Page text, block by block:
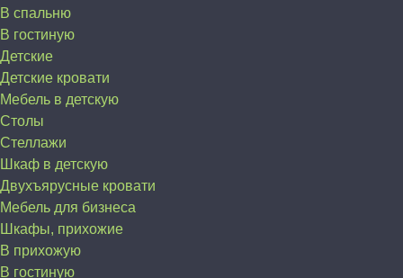
В спальню
В гостиную
Детские
Детские кровати
Мебель в детскую
Столы
Стеллажи
Шкаф в детскую
Двухъярусные кровати
Мебель для бизнеса
Шкафы, прихожие
В прихожую
В гостиную